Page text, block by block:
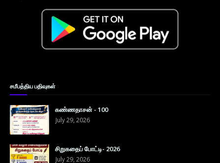
சமீபத்திய பதிவுகள்
கண்ணதாசன் - 100
July 29, 2026
சிறுகதைப் போட்டி- 2026
July 29, 2026